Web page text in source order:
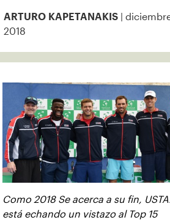
ARTURO KAPETANAKIS
|
2018
Como 2018 Se acerca a su fin,
está echando un vistazo al Top 15